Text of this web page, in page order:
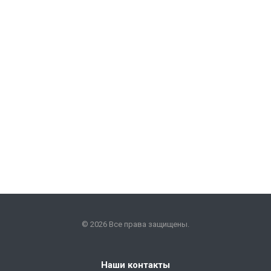
© 2026 Все права защищены.
Наши контакты